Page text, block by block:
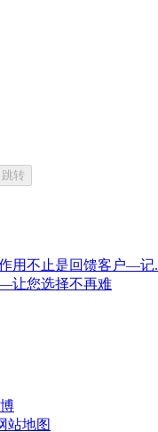
用不止是回馈客户—记.
让您选择不再难
站地图